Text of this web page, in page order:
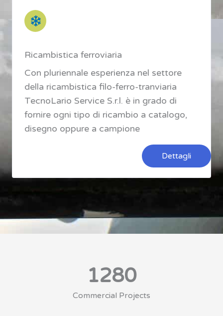
Ricambistica ferroviaria
Con pluriennale esperienza nel settore
della ricambistica filo-ferro-tranviaria
TecnoLario Service S.r.l. è in grado di
fornire ogni tipo di ricambio a catalogo,
disegno oppure a campione
Dettagli
1280
Commercial Projects